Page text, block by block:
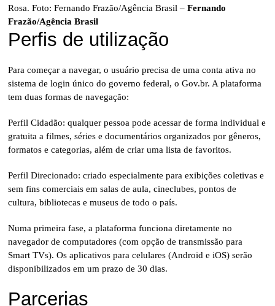
Rosa. Foto: Fernando Frazão/Agência Brasil –Fernando
Frazão/Agência Brasil
Perfis de utilização
Para começar a navegar, o usuário precisa de uma conta ativa no
sistema de login único do governo federal, o Gov.br. A plataforma
tem duas formas de navegação:
Perfil Cidadão: qualquer pessoa pode acessar de forma individual e
gratuita a filmes, séries e documentários organizados por gêneros,
formatos e categorias, além de criar uma lista de favoritos.
Perfil Direcionado: criado especialmente para exibições coletivas e
sem fins comerciais em salas de aula, cineclubes, pontos de
cultura, bibliotecas e museus de todo o país.
Numa primeira fase, a plataforma funciona diretamente no
navegador de computadores (com opção de transmissão para
Smart TVs). Os aplicativos para celulares (Android e iOS) serão
disponibilizados em um prazo de 30 dias.
Parcerias